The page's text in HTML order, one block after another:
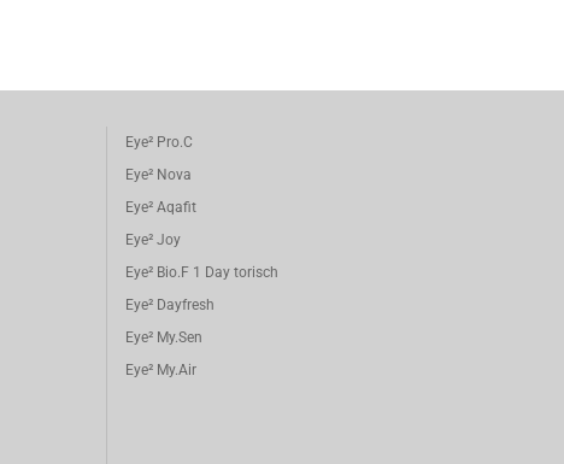
Eye² Pro.C
Eye² Nova
Eye² Aqafit
Eye² Joy
Eye² Bio.F 1 Day torisch
Eye² Dayfresh
Eye² My.Sen
Eye² My.Air